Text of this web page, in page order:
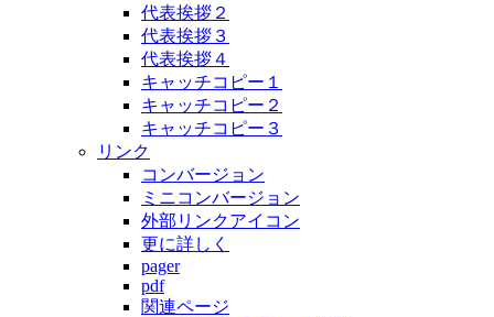
代表挨拶２
代表挨拶３
代表挨拶４
キャッチコピー１
キャッチコピー２
キャッチコピー３
リンク
コンバージョン
ミニコンバージョン
外部リンクアイコン
更に詳しく
pager
pdf
関連ページ